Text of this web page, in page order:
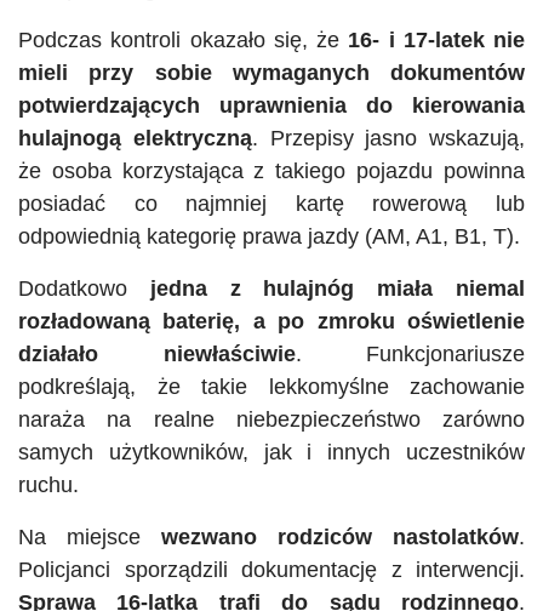
Podczas kontroli okazało się, że 16- i 17-latek nie
mieli przy sobie wymaganych dokumentów
potwierdzających uprawnienia do kierowania
hulajnogą elektryczną. Przepisy jasno wskazują,
że osoba korzystająca z takiego pojazdu powinna
posiadać co najmniej kartę rowerową lub
odpowiednią kategorię prawa jazdy (AM, A1, B1, T).
Dodatkowo jedna z hulajnóg miała niemal
rozładowaną baterię, a po zmroku oświetlenie
działało niewłaściwie. Funkcjonariusze
podkreślają, że takie lekkomyślne zachowanie
naraża na realne niebezpieczeństwo zarówno
samych użytkowników, jak i innych uczestników
ruchu.
Na miejsce wezwano rodziców nastolatków.
Policjanci sporządzili dokumentację z interwencji.
Sprawa 16-latka trafi do sądu rodzinnego.